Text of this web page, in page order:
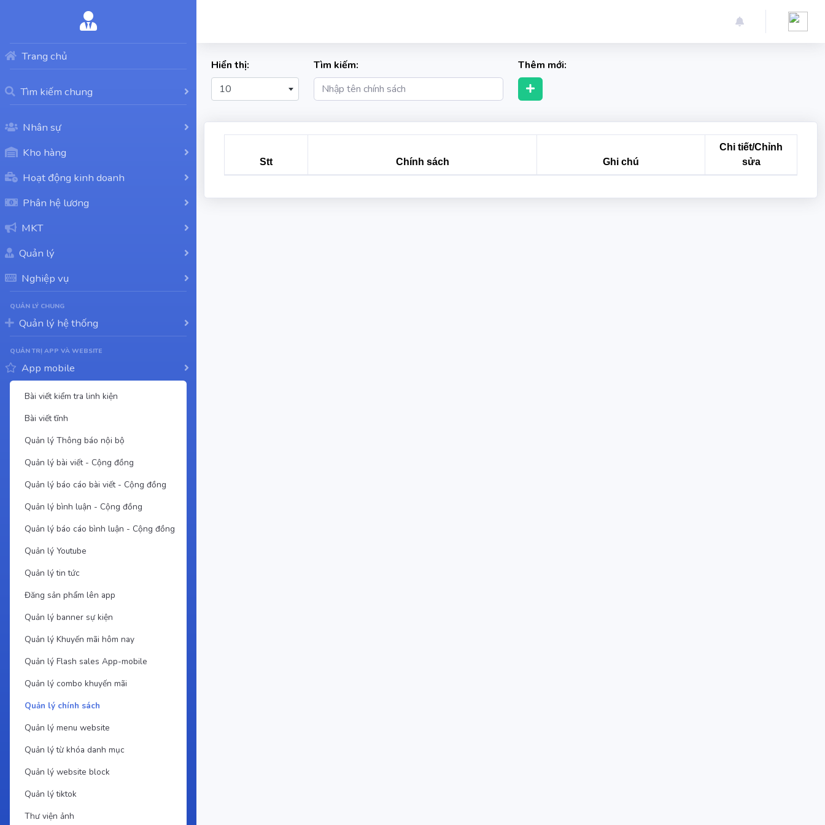
Trang chủ
Tìm kiếm chung
Nhân sự
Kho hàng
Hoạt động kinh doanh
Phân hệ lương
MKT
Quản lý
Nghiệp vụ
QUẢN LÝ CHUNG
Quản lý hệ thống
QUẢN TRỊ APP VÀ WEBSITE
App mobile
Bài viết kiểm tra linh kiện
Bài viết tĩnh
Quản lý Thông báo nội bộ
Quản lý bài viết - Cộng đồng
Quản lý báo cáo bài viết - Cộng đồng
Quản lý bình luận - Cộng đồng
Quản lý báo cáo bình luận - Cộng đồng
Quản lý Youtube
Quản lý tin tức
Đăng sản phẩm lên app
Quản lý banner sự kiện
Quản lý Khuyến mãi hôm nay
Quản lý Flash sales App-mobile
Quản lý combo khuyến mãi
Quản lý chính sách
Quản lý menu website
Quản lý từ khóa danh mục
Quản lý website block
Quản lý tiktok
Thư viện ảnh
Hiển thị:
10
Tìm kiếm: Thêm mới:
Stt Chính sách Ghi chú
Chi tiết/Chỉnh
sửa